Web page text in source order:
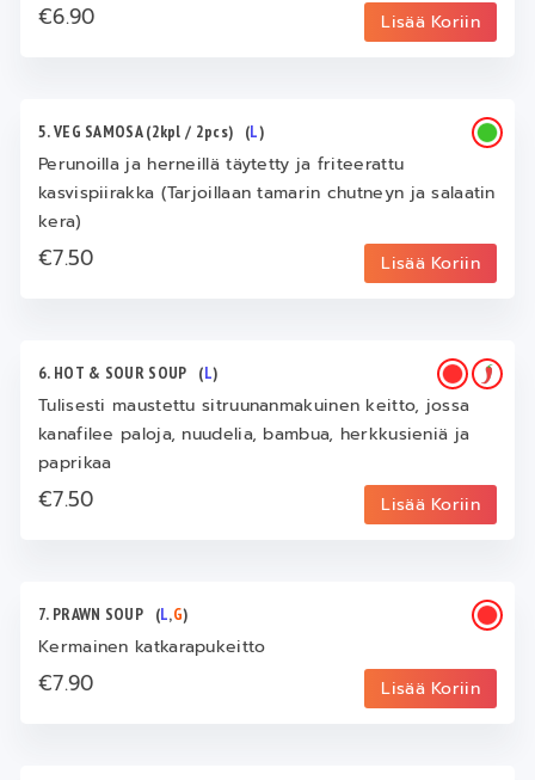
€6.90 Lisää Koriin
5. VEG SAMOSA (2kpl / 2pcs) (L)
Perunoilla ja herneillä täytetty ja friteerattu
kasvispiirakka (Tarjoillaan tamarin chutneyn ja salaatin
kera)
€7.50 Lisää Koriin
6. HOT & SOUR SOUP (L)
Tulisesti maustettu sitruunanmakuinen keitto, jossa
kanafilee paloja, nuudelia, bambua, herkkusieniä ja
paprikaa
€7.50 Lisää Koriin
7. PRAWN SOUP (L,G)
Kermainen katkarapukeitto
€7.90 Lisää Koriin